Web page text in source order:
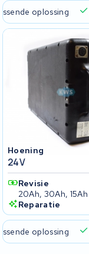
oplossing
Hoening
24V
Revisie
20Ah, 30Ah, 15Ah
Reparatie
oplossing